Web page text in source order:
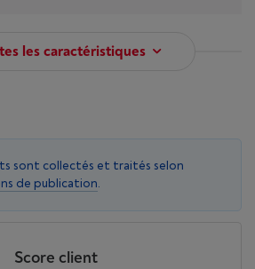
les caractéristiques
sont collectés et traités selon
de publication.
Score client